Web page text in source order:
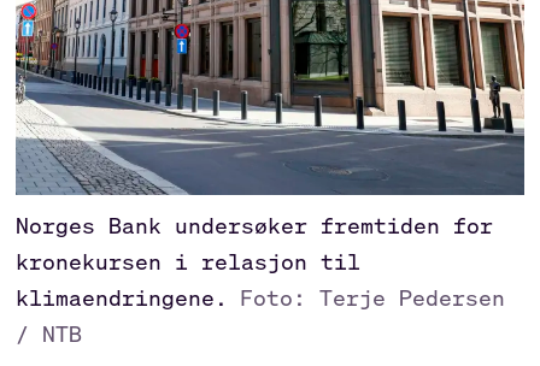
Norges Bank undersøker fremtiden for
kronekursen i relasjon til
klimaendringene.
Foto: Terje Pedersen
/ NTB